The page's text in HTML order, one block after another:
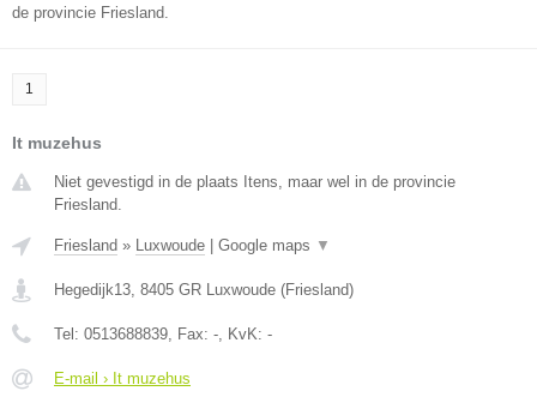
de provincie Friesland.
1
It muzehus
Niet gevestigd in de plaats Itens, maar wel in de provincie
Friesland.
Friesland » Luxwoude Google maps ▼
Hegedijk13, 8405 GR Luxwoude (Friesland)
Tel: 0513688839, Fax: -, KvK: -
E-mail › It muzehus